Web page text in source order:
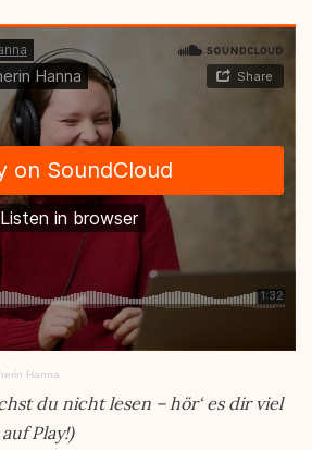
Hanna
du nicht lesen – hör‘ es dir viel
Play!)